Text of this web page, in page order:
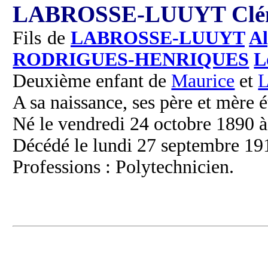
LABROSSE-LUUYT
Fils de LABROSSE-LUUYT
RODRIGUES-HENRIQUES
Deuxième enfant de Maurice et
A sa naissance, ses père et mère
Né le vendredi 24 octobre 1890
Décédé le lundi 27 septembre
Professions : Polytechnicien.